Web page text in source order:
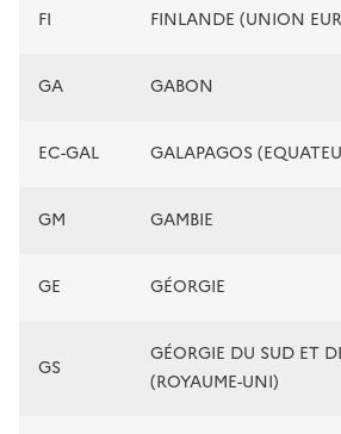
FI FINLANDE (UNION
GA GABON
EC-GAL GALAPAGOS
GM GAMBIE
GE GÉORGIE
GS
GÉORGIE DU SUD ET
(ROYAUME-UNI)